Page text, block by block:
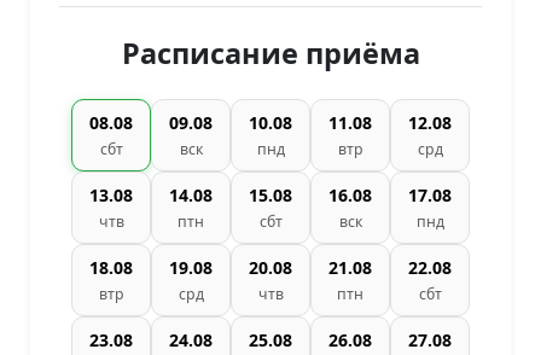
Расписание приёма
08.08
сбт
09.08
вск
10.08
пнд
11.08
втр
12.08
срд
13.08
чтв
14.08
птн
15.08
сбт
16.08
вск
17.08
пнд
18.08
втр
19.08
срд
20.08
чтв
21.08
птн
22.08
сбт
23.08 24.08 25.08 26.08 27.08